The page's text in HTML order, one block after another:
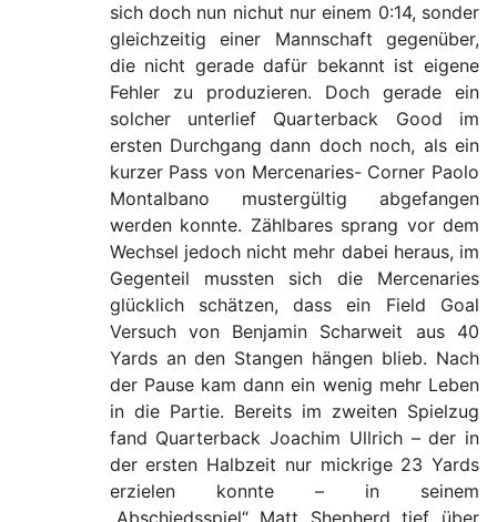
sich doch nun nichut nur einem 0:14, sonder
gleichzeitig einer Mannschaft gegenüber,
die nicht gerade dafür bekannt ist eigene
Fehler zu produzieren. Doch gerade ein
solcher unterlief Quarterback Good im
ersten Durchgang dann doch noch, als ein
kurzer Pass von Mercenaries- Corner Paolo
Montalbano mustergültig abgefangen
werden konnte. Zählbares sprang vor dem
Wechsel jedoch nicht mehr dabei heraus, im
Gegenteil mussten sich die Mercenaries
glücklich schätzen, dass ein Field Goal
Versuch von Benjamin Scharweit aus 40
Yards an den Stangen hängen blieb. Nach
der Pause kam dann ein wenig mehr Leben
in die Partie. Bereits im zweiten Spielzug
fand Quarterback Joachim Ullrich – der in
der ersten Halbzeit nur mickrige 23 Yards
erzielen konnte – in seinem